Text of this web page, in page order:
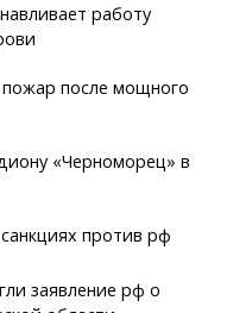
работу
после мощного
«Черноморец» в
против рф
заявление рф о